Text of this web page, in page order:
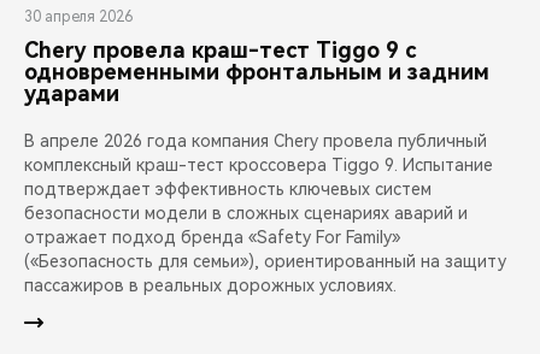
30 апреля 2026
Chery провела краш-тест Tiggo 9 с
одновременными фронтальным и задним
ударами
В апреле 2026 года компания Chery провела публичный
комплексный краш-тест кроссовера Tiggo 9. Испытание
подтверждает эффективность ключевых систем
безопасности модели в сложных сценариях аварий и
отражает подход бренда «Safety For Family»
(«Безопасность для семьи»), ориентированный на защиту
пассажиров в реальных дорожных условиях.